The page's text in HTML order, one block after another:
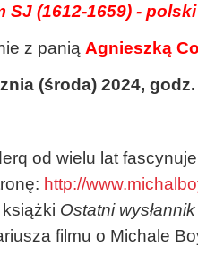
SJ (1612-1659) -
z panią Agnieszką
(środa) 2024, godz.
od wielu lat
http://
Ostatni
filmu o Michale